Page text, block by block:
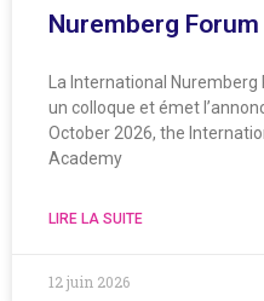
Nuremberg
La International
un colloque et émet
October 2026, the
Academy
LIRE LA SUITE
12 juin 2026